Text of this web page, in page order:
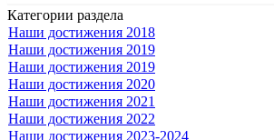
Категории раздела
Наши достижения 2018
Наши достижения 2019
Наши достижения 2019
Наши достижения 2020
Наши достижения 2021
Наши достижения 2022
Наши достижения 2023-2024